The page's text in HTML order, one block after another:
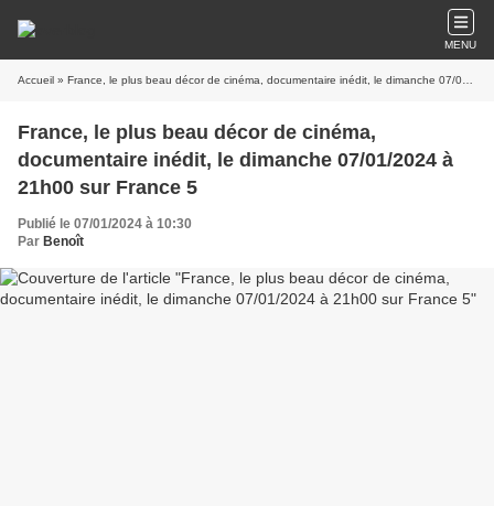
MENU
Accueil » France, le plus beau décor de cinéma, documentaire inédit, le dimanche 07/01/2024 à 21h00 sur France 5
France, le plus beau décor de cinéma,
documentaire inédit, le dimanche 07/01/2024 à
21h00 sur France 5
Publié le 07/01/2024 à 10:30
Par Benoît